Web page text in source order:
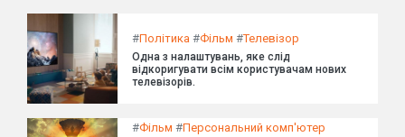
#Політика #Фільм #Телевізор
Одна з налаштувань, яке слід
відкоригувати всім користувачам нових
телевізорів.
#Фільм #Персональний комп'ютер